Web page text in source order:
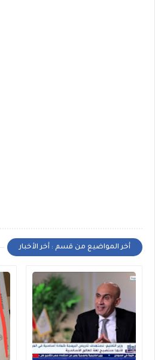
أخر المواضيع من قسم : أخر الأخبار